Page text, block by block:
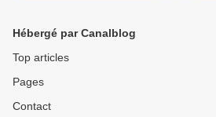
Hébergé par Canalblog
Top articles
Pages
Contact